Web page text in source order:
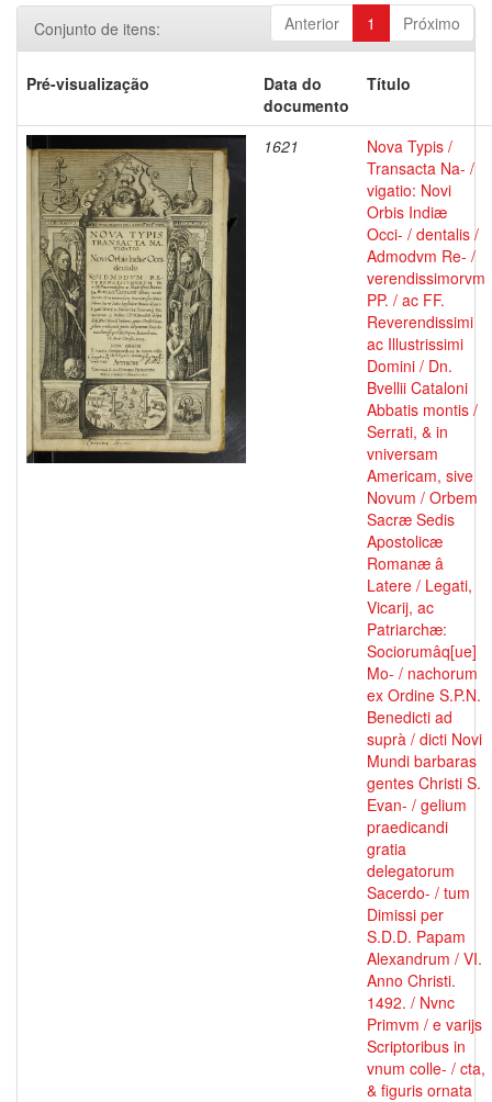
Anterior 1 Próximo
Conjunto de itens:
Pré-visualização
Data do
documento
Título
1621
Nova Typis /
Transacta Na- /
vigatio: Novi
Orbis Indiæ
Occi- / dentalis /
Admodvm Re- /
verendissimorvm
PP. / ac FF.
Reverendissimi
ac Illustrissimi
Domini / Dn.
Bvellii Cataloni
Abbatis montis /
Serrati, & in
vniversam
Americam, sive
Novum / Orbem
Sacræ Sedis
Apostolicæ
Romanæ â
Latere / Legati,
Vicarij, ac
Patriarchæ:
Sociorumâq[ue]
Mo- / nachorum
ex Ordine S.P.N.
Benedicti ad
suprà / dicti Novi
Mundi barbaras
gentes Christi S.
Evan- / gelium
praedicandi
gratia
delegatorum
Sacerdo- / tum
Dimissi per
S.D.D. Papam
Alexandrum / VI.
Anno Christi.
1492. / Nvnc
Primvm / e varijs
Scriptoribus in
vnum colle- / cta,
& figuris ornata